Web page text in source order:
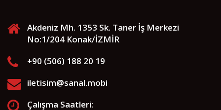
Akdeniz Mh. 1353 Sk. Taner İş Merkezi
No:1/204 Konak/İZMİR
+90 (506) 188 20 19
iletisim@sanal.mobi
Çalışma Saatleri: